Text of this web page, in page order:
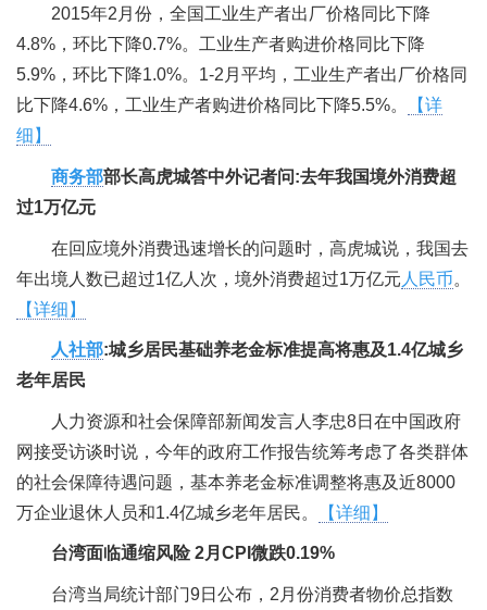
2015年2月份，全国工业生产者出厂价格同比下降
4.8%，环比下降0.7%。工业生产者购进价格同比下降
5.9%，环比下降1.0%。1-2月平均，工业生产者出厂价格同
比下降4.6%，工业生产者购进价格同比下降5.5%。
【详
细】
商务部部长高虎城答中外记者问:去年我国境外消费超
过1万亿元
在回应境外消费迅速增长的问题时，高虎城说，我国去
年出境人数已超过1亿人次，境外消费超过1万亿元 人民币。
【详细】
人社部:城乡居民基础养老金标准提高将惠及1.4亿城乡
老年居民
人力资源和社会保障部新闻发言人李忠8日在中国政府
网接受访谈时说，今年的政府工作报告统筹考虑了各类群体
的社会保障待遇问题，基本养老金标准调整将惠及近8000
万企业退休人员和1.4亿城乡老年居民。
【详细】
台湾面临通缩风险 2月CPI微跌0.19%
台湾当局统计部门9日公布，2月份消费者物价总指数